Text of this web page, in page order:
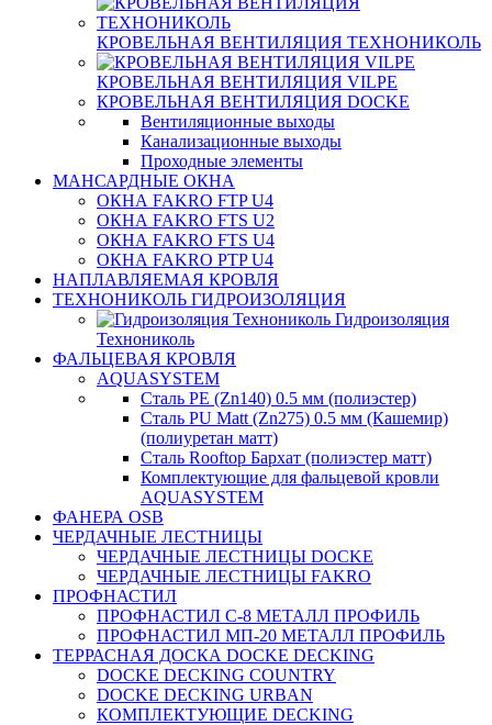
КРОВЕЛЬНАЯ ВЕНТИЛЯЦИЯ ТЕХНОНИКОЛЬ
КРОВЕЛЬНАЯ ВЕНТИЛЯЦИЯ VILPE
КРОВЕЛЬНАЯ ВЕНТИЛЯЦИЯ DOCKE
Вентиляционные выходы
Канализационные выходы
Проходные элементы
МАНСАРДНЫЕ ОКНА
ОКНА FAKRO FTP U4
ОКНА FAKRO FTS U2
ОКНА FAKRO FTS U4
ОКНА FAKRO PTP U4
НАПЛАВЛЯЕМАЯ КРОВЛЯ
ТЕХНОНИКОЛЬ ГИДРОИЗОЛЯЦИЯ
Гидроизоляция
Технониколь
ФАЛЬЦЕВАЯ КРОВЛЯ
AQUASYSTEM
Сталь PE (Zn140) 0.5 мм (полиэстер)
Сталь PU Matt (Zn275) 0.5 мм (Кашемир)
(полиуретан матт)
Сталь Rooftop Бархат (полиэстер матт)
Комплектующие для фальцевой кровли
AQUASYSTEM
ФАНЕРА OSB
ЧЕРДАЧНЫЕ ЛЕСТНИЦЫ
ЧЕРДАЧНЫЕ ЛЕСТНИЦЫ DOCKE
ЧЕРДАЧНЫЕ ЛЕСТНИЦЫ FAKRO
ПРОФНАСТИЛ
ПРОФНАСТИЛ C-8 МЕТАЛЛ ПРОФИЛЬ
ПРОФНАСТИЛ МП-20 МЕТАЛЛ ПРОФИЛЬ
ТЕРРАСНАЯ ДОСКА DOCKE DECKING
DOCKE DECKING COUNTRY
DOCKE DECKING URBAN
КОМПЛЕКТУЮЩИЕ DECKING